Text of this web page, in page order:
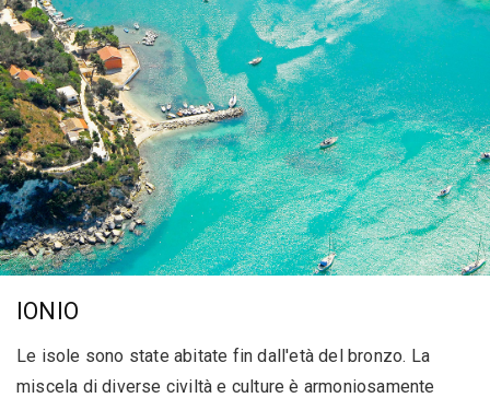
IONIO
Le isole sono state abitate fin dall'età del bronzo. La
miscela di diverse civiltà e culture è armoniosamente